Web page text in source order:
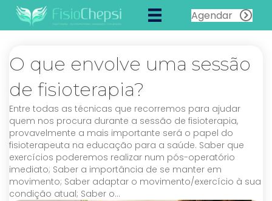
Agendar
O que envolve uma sessão
de fisioterapia?
Entre todas as técnicas que recorremos para ajudar
quem nos procura durante a sessão de fisioterapia,
provavelmente a mais importante será o papel do
fisioterapeuta na educação para a saúde. Saber que
exercícios poderemos realizar num pós-operatório
imediato; Saber a importância de se manter em
movimento; Saber adaptar o movimento/exercício à sua
condição atual; Saber o…